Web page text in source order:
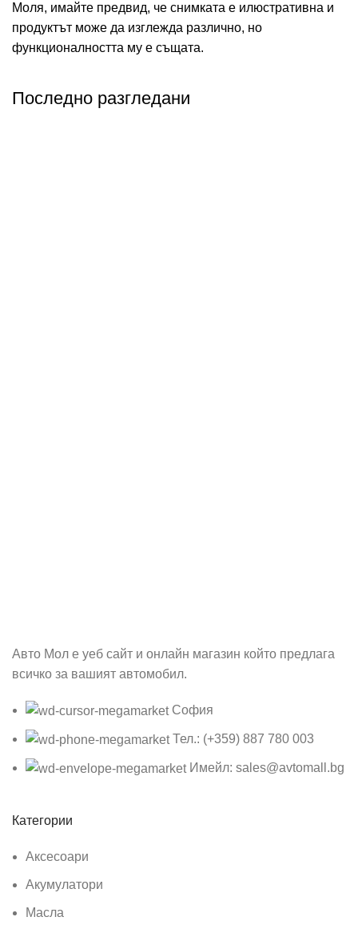
Моля, имайте предвид, че снимката е илюстративна и
продуктът може да изглежда различно, но
функционалността му е същата.
Последно разгледани
Авто Мол е уеб сайт и онлайн магазин който предлага
всичко за вашият автомобил.
София
Тел.: (+359) 887 780 003
Имейл: sales@avtomall.bg
Категории
Аксесоари
Акумулатори
Масла